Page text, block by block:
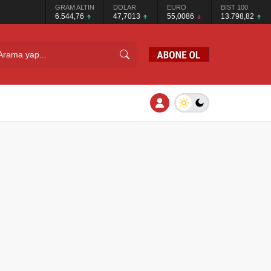
GRAM ALTIN
6.544,76
DOLAR
47,7013
EURO
55,0086
BIST 100
13.798,82